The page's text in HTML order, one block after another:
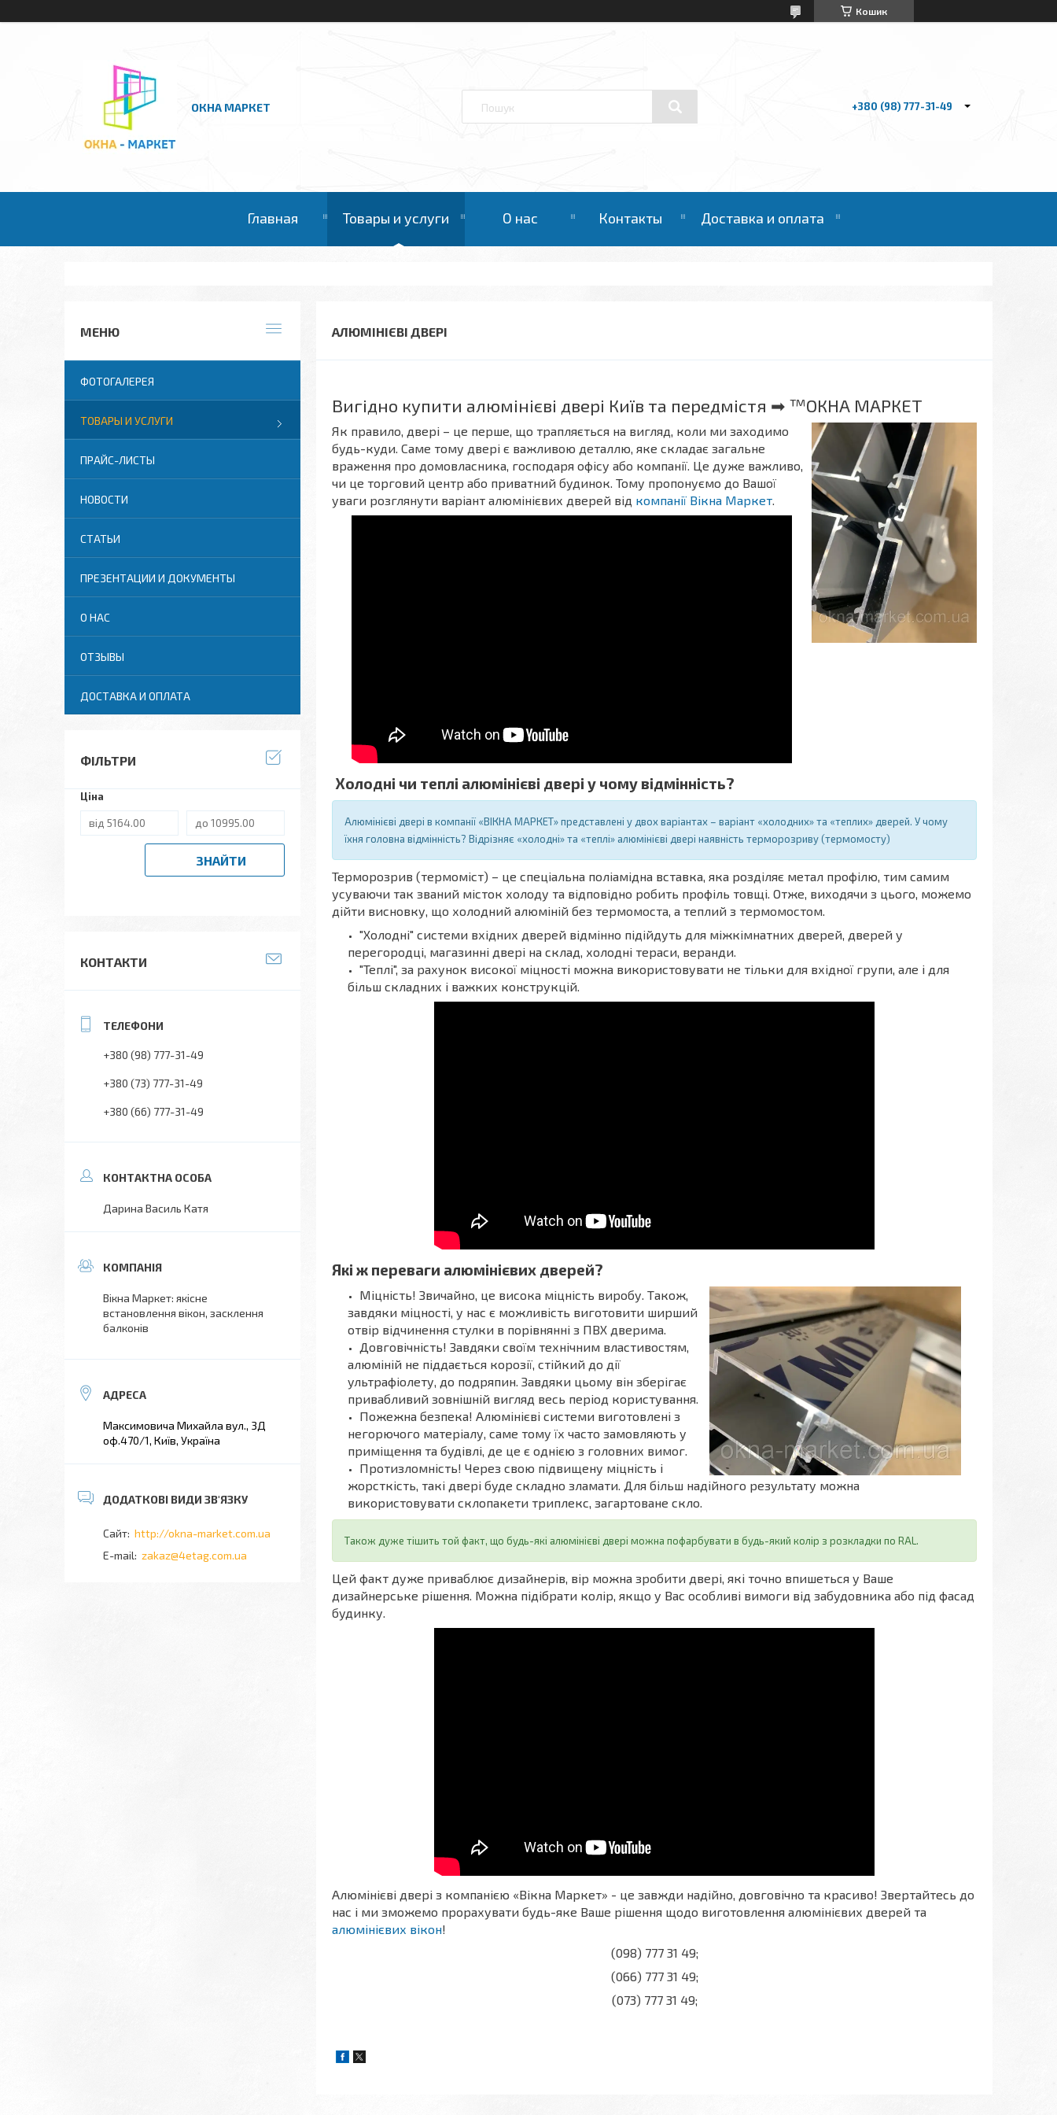
Кошик
ОКНА МАРКЕТ +380 (98) 777-31-49
Главная Товары и услуги О нас Контакты Доставка и оплата
АЛЮМІНІЄВІ ДВЕРІ
Вигідно купити алюмінієві двері Київ та передмістя ➡ ™ОКНА МАРКЕТ
Як правило, двері – це перше, що трапляється на вигляд, коли ми заходимо
будь-куди. Саме тому двері є важливою деталлю, яке складає загальне
враження про домовласника, господаря офісу або компанії. Це дуже важливо,
чи це торговий центр або приватний будинок. Тому пропонуємо до Вашої
уваги розглянути варіант алюмінієвих дверей від компанії Вікна Маркет.
Холодні чи теплі алюмінієві двері у чому відмінність?
Алюмінієві двері в компанії «ВІКНА МАРКЕТ» представлені у двох варіантах – варіант «холодних» та «теплих» дверей. У чому
їхня головна відмінність? Відрізняє «холодні» та «теплі» алюмінієві двері наявність терморозриву (термомосту)
Терморозрив (термоміст) – це спеціальна поліамідна вставка, яка розділяє метал профілю, тим самим
усуваючи так званий місток холоду та відповідно робить профіль товщі. Отже, виходячи з цього, можемо
дійти висновку, що холодний алюміній без термомоста, а теплий з термомостом.
"Холодні" системи вхідних дверей відмінно підійдуть для міжкімнатних дверей, дверей у
перегородці, магазинні двері на склад, холодні тераси, веранди.
"Теплі", за рахунок високої міцності можна використовувати не тільки для вхідної групи, але і для
більш складних і важких конструкцій.
Які ж переваги алюмінієвих дверей?
Міцність! Звичайно, це висока міцність виробу. Також,
завдяки міцності, у нас є можливість виготовити ширший
отвір відчинення стулки в порівнянні з ПВХ дверима.
Довговічність! Завдяки своїм технічним властивостям,
алюміній не піддається корозії, стійкий до дії
ультрафіолету, до подряпин. Завдяки цьому він зберігає
привабливий зовнішній вигляд весь період користування.
Пожежна безпека! Алюмінієві системи виготовлені з
негорючого матеріалу, саме тому їх часто замовляють у
приміщення та будівлі, де це є однією з головних вимог.
Протизломність! Через свою підвищену міцність і
жорсткість, такі двері буде складно зламати. Для більш надійного результату можна
використовувати склопакети триплекс, загартоване скло.
Також дуже тішить той факт, що будь-які алюмінієві двері можна пофарбувати в будь-який колір з розкладки по RAL.
Цей факт дуже приваблює дизайнерів, вір можна зробити двері, які точно впишеться у Ваше
дизайнерське рішення. Можна підібрати колір, якщо у Вас особливі вимоги від забудовника або під фасад
будинку.
Алюмінієві двері з компанією «Вікна Маркет» - це завжди надійно, довговічно та красиво! Звертайтесь до
нас і ми зможемо прорахувати будь-яке Ваше рішення щодо виготовлення алюмінієвих дверей та
алюмінієвих вікон!
(098) 777 31 49;
(066) 777 31 49;
(073) 777 31 49;
ФОТОГАЛЕРЕЯ
ТОВАРЫ И УСЛУГИ
ПРАЙС-ЛИСТЫ
НОВОСТИ
СТАТЬИ
ПРЕЗЕНТАЦИИ И ДОКУМЕНТЫ
О НАС
ОТЗЫВЫ
ДОСТАВКА И ОПЛАТА
ФІЛЬТРИ
Ціна
ЗНАЙТИ
КОНТАКТИ
+380 (98) 777-31-49
+380 (73) 777-31-49
+380 (66) 777-31-49
Дарина Василь Катя
Вікна Маркет: якісне
встановлення вікон, засклення
балконів
Максимовича Михайла вул., 3Д
оф.470/1, Київ, Україна
http://okna-market.com.ua
zakaz@4etag.com.ua